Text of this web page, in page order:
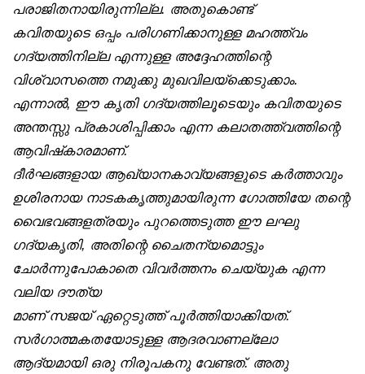
പരാജിതനായിരുന്നില്ല. അതുകൊണ്ട്
കവിതയുടെ ഒപ്പം പരിഗണിക്കാനുള്ള മഹത്ത്വം
ഗദ്യത്തിനില്ല എന്നുള്ള അദ്ദേഹത്തിന്റെ
വിശ്വാസത്തെ നമുക്കു മുഖവിലയ്‌ക്കെടുക്കാം.
എന്നാൽ, ഈ കൃതി ഗദ്യത്തിലൂടെയും കവിതയുടെ
അന്തസ്സു പ്രകാശിപ്പിക്കാം എന്ന കലാതത്ത്വത്തിന്റെ
ആവിഷ്‌കാരമാണ്.
ദീർഘങ്ങളായ ആഖ്യാനകാവ്യങ്ങളുടെ കർത്താവും
ഉശിരനായ നാടകകൃത്തുമായിരുന്ന ഗോത്തിയേ തന്റെ
വൈഭവങ്ങളത്രയും പുറത്തെടുത്ത ഈ ലഘു
ഗദ്യകൃതി, അതിന്റെ ചൈതന്യമൊട്ടും
ചോർന്നുപോകാതെ വിവർത്തനം ചെയ്യുക എന്ന
വലിയ ദൗത്യ
മാണ് സജയ് ഏറ്റെടുത്ത് പൂർത്തിയാക്കിയത്.
സർഗാത്മകതയോടുള്ള ആദരവാണല്ലോ
ആദ്യമായി ഒരു നിരൂപകനു വേണ്ടത്. അതു